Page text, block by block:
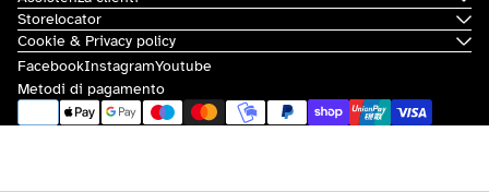
Storelocator
Cookie & Privacy policy
FacebookInstagramYoutube
Metodi di pagamento